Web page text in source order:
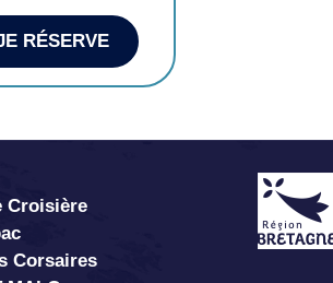
RÉSERVE
Croisière
Corsaires